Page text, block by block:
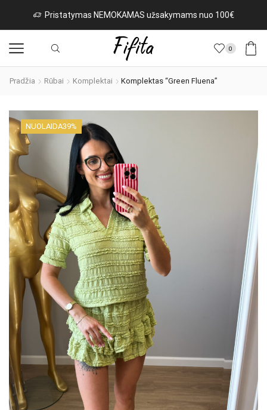
užsakymams nuo 100€ Naujos prekės iš
0
Pradžia Rūbai Komplektai Komplektas “Green Fluena”
NUOLAIDA39%